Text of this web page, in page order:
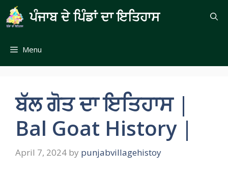
Skip
to
content
ਪੰਜਾਬ ਦੇ ਪਿੰਡਾਂ ਦਾ ਇਤਿਹਾਸ
Menu
ਬੱਲ ਗੋਤ ਦਾ ਇਤਿਹਾਸ |
Bal Goat History |
April 7, 2024 by punjabvillagehistoy